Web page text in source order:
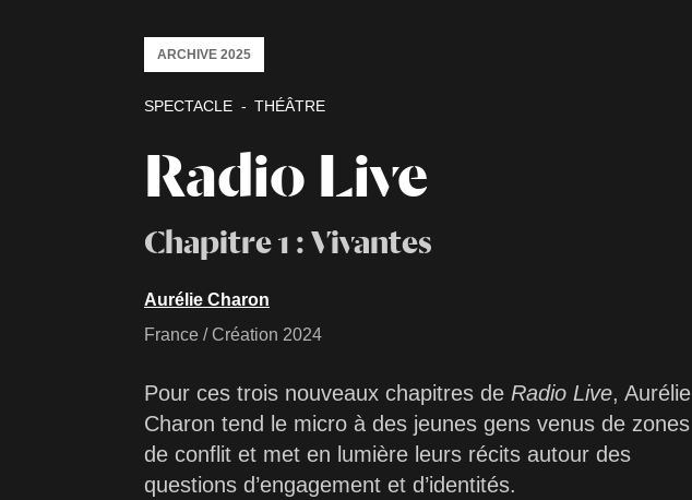
Radio Live
Chapitre 1 : Vivantes
SPECTACLE THÉÂTRE
ARCHIVE 2025
Aurélie Charon
France / Création 2024
Pour ces trois nouveaux chapitres de Radio Live, Aurélie
Charon tend le micro à des jeunes gens venus de zones
de conflit et met en lumière leurs récits autour des
questions d’engagement et d’identités.